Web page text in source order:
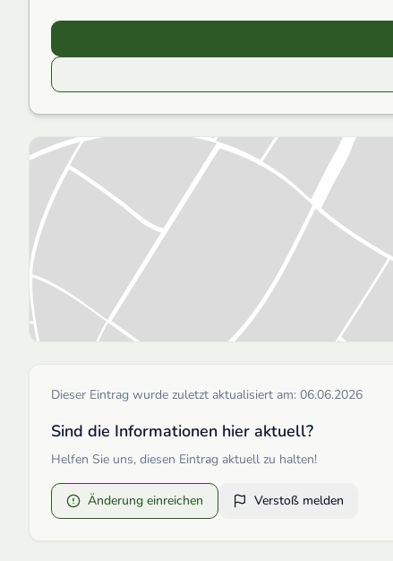
Dieser Eintrag wurde zuletzt aktualisiert am: 06.06.2026
Sind die Informationen hier aktuell?
Helfen Sie uns, diesen Eintrag aktuell zu halten!
Änderung einreichen Verstoß melden